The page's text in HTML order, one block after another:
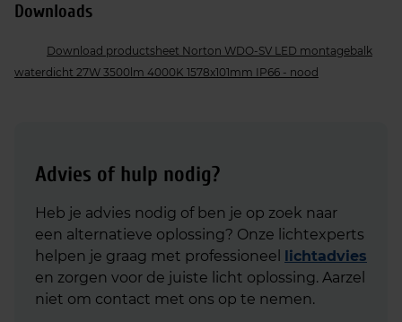
Downloads
Download productsheet Norton WDO-SV LED montagebalk
waterdicht 27W 3500lm 4000K 1578x101mm IP66 - nood
Advies of hulp nodig?
Heb je advies nodig of ben je op zoek naar
een alternatieve oplossing? Onze lichtexperts
helpen je graag met professioneel lichtadvies
en zorgen voor de juiste licht oplossing. Aarzel
niet om contact met ons op te nemen.